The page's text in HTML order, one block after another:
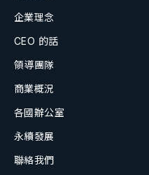
企業理念
CEO 的話
領導團隊
商業概況
各國辦公室
永續發展
聯絡我們